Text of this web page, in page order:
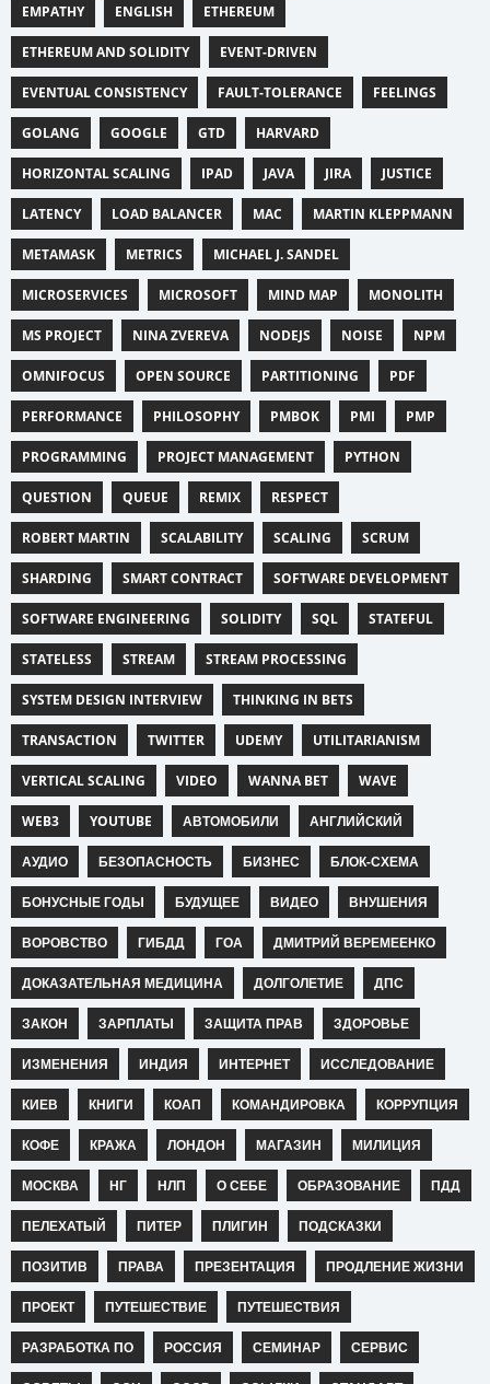
EMPATHY ENGLISH ETHEREUM
ETHEREUM AND SOLIDITY EVENT-DRIVEN
EVENTUAL CONSISTENCY FAULT-TOLERANCE FEELINGS
GOLANG GOOGLE GTD HARVARD
HORIZONTAL SCALING IPAD JAVA JIRA JUSTICE
LATENCY LOAD BALANCER MAC MARTIN KLEPPMANN
METAMASK METRICS MICHAEL J. SANDEL
MICROSERVICES MICROSOFT MIND MAP MONOLITH
MS PROJECT NINA ZVEREVA NODEJS NOISE NPM
OMNIFOCUS OPEN SOURCE PARTITIONING PDF
PERFORMANCE PHILOSOPHY PMBOK PMI PMP
PROGRAMMING PROJECT MANAGEMENT PYTHON
QUESTION QUEUE REMIX RESPECT
ROBERT MARTIN SCALABILITY SCALING SCRUM
SHARDING SMART CONTRACT SOFTWARE DEVELOPMENT
SOFTWARE ENGINEERING SOLIDITY SQL STATEFUL
STATELESS STREAM STREAM PROCESSING
SYSTEM DESIGN INTERVIEW THINKING IN BETS
TRANSACTION TWITTER UDEMY UTILITARIANISM
VERTICAL SCALING VIDEO WANNA BET WAVE
WEB3 YOUTUBE АВТОМОБИЛИ АНГЛИЙСКИЙ
АУДИО БЕЗОПАСНОСТЬ БИЗНЕС БЛОК-СХЕМА
БОНУСНЫЕ ГОДЫ БУДУЩЕЕ ВИДЕО ВНУШЕНИЯ
ВОРОВСТВО ГИБДД ГОА ДМИТРИЙ ВЕРЕМЕЕНКО
ДОКАЗАТЕЛЬНАЯ МЕДИЦИНА ДОЛГОЛЕТИЕ ДПС
ЗАКОН ЗАРПЛАТЫ ЗАЩИТА ПРАВ ЗДОРОВЬЕ
ИЗМЕНЕНИЯ ИНДИЯ ИНТЕРНЕТ ИССЛЕДОВАНИЕ
КИЕВ КНИГИ КОАП КОМАНДИРОВКА КОРРУПЦИЯ
КОФЕ КРАЖА ЛОНДОН МАГАЗИН МИЛИЦИЯ
МОСКВА НГ НЛП О СЕБЕ ОБРАЗОВАНИЕ ПДД
ПЕЛЕХАТЫЙ ПИТЕР ПЛИГИН ПОДСКАЗКИ
ПОЗИТИВ ПРАВА ПРЕЗЕНТАЦИЯ ПРОДЛЕНИЕ ЖИЗНИ
ПРОЕКТ ПУТЕШЕСТВИЕ ПУТЕШЕСТВИЯ
РАЗРАБОТКА ПО РОССИЯ СЕМИНАР СЕРВИС